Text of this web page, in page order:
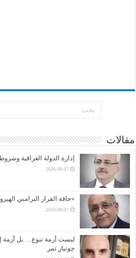
مقالات
إدارة الدولة العراقية
2026-08-07
«حافة القرار الترامبي
2026-08-07
ليست أزمة تنوع… بل أزمة
جوتيار تمر